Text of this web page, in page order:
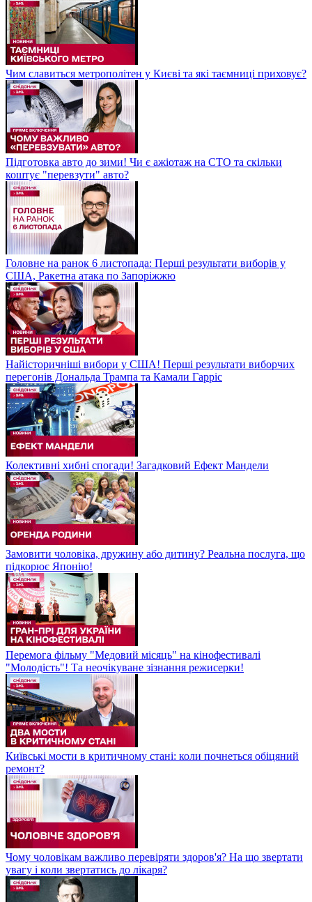
Чим славиться метрополітен у Києві та які таємниці приховує?
Підготовка авто до зими! Чи є ажіотаж на СТО та скільки
коштує "перевзути" авто?
Головне на ранок 6 листопада: Перші результати виборів у
США, Ракетна атака по Запоріжжю
Найісторичніші вибори у США! Перші результати виборчих
перегонів Дональда Трампа та Камали Гарріс
Колективні хибні спогади! Загадковий Ефект Мандели
Замовити чоловіка, дружину або дитину? Реальна послуга, що
підкорює Японію!
Перемога фільму "Медовий місяць" на кінофестивалі
"Молодість"! Та неочікуване зізнання режисерки!
Київські мости в критичному стані: коли почнеться обіцяний
ремонт?
Чому чоловікам важливо перевіряти здоров'я? На що звертати
увагу і коли звертатись до лікаря?